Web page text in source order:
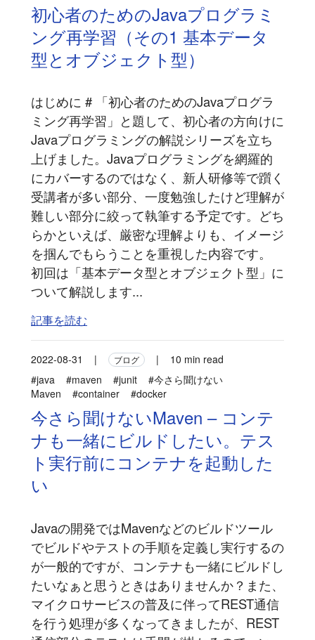
初心者のためのJavaプログラミ
ング再学習（その1 基本データ
型とオブジェクト型）
はじめに # 「初心者のためのJavaプログラ
ミング再学習」と題して、初心者の方向けに
Javaプログラミングの解説シリーズを立ち
上げました。Javaプログラミングを網羅的
にカバーするのではなく、新人研修等で躓く
受講者が多い部分、一度勉強したけど理解が
難しい部分に絞って執筆する予定です。どち
らかといえば、厳密な理解よりも、イメージ
を掴んでもらうことを重視した内容です。
初回は「基本データ型とオブジェクト型」に
ついて解説します...
記事を読む
2022-08-31 | ブログ |
10 min read
#java
#maven #junit
#今さら聞けない
Maven
#container #docker
今さら聞けないMaven – コンテ
ナも一緒にビルドしたい。テス
ト実行前にコンテナを起動した
い
Javaの開発ではMavenなどのビルドツール
でビルドやテストの手順を定義し実行するの
が一般的ですが、コンテナも一緒にビルドし
たいなぁと思うときはありませんか？また、
マイクロサービスの普及に伴ってREST通信
を行う処理が多くなってきましたが、REST